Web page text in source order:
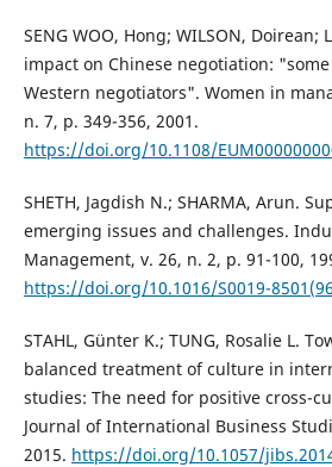
SENG WOO, Hong; WILSON, Doirean;
impact on Chinese negotiation:
Western negotiators". Women in
n. 7, p. 349-356, 2001.
https://doi.org/10.1108/
SHETH, Jagdish N.; SHARMA, Arun.
emerging issues and challenges.
Management, v. 26, n. 2, p. 91-100,
https://doi.org/10.1016/S0019-
STAHL, Günter K.; TUNG, Rosalie L.
balanced treatment of culture in
studies: The need for positive cross-
Journal of International Business
2015. https://doi.org/10.1057/